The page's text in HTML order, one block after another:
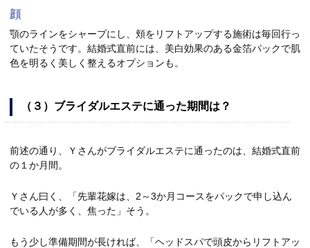
顔
顎のラインをシャープにし、頬をリフトアップする施術は毎回行っ
ていたそうです。結婚式直前には、美白効果のある金箔パックで肌
色を明るく美しく整えるオプションも。
（３）ブライダルエステに通った期間は？
前述の通り、Ｙさんがブライダルエステに通ったのは、結婚式直前
の１か月間。
Ｙさん曰く、「先輩花嫁は、2～3か月コースをパックで申し込ん
でいる人が多く、焦った」そう。
もう少し準備期間が長ければ、「ヘッドスパで頭皮からリフトアッ